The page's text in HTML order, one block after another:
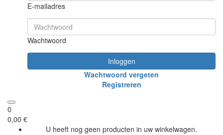
E-mailadres
Wachtwoord
Inloggen
Wachtwoord vergeten
Registreren
0
0,00 €
U heeft nog geen producten in uw winkelwagen.